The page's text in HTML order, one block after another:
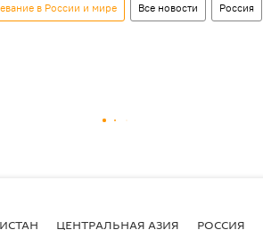
в России и мире Все новости Россия
ЦЕНТРАЛЬНАЯ АЗИЯ РОССИЯ